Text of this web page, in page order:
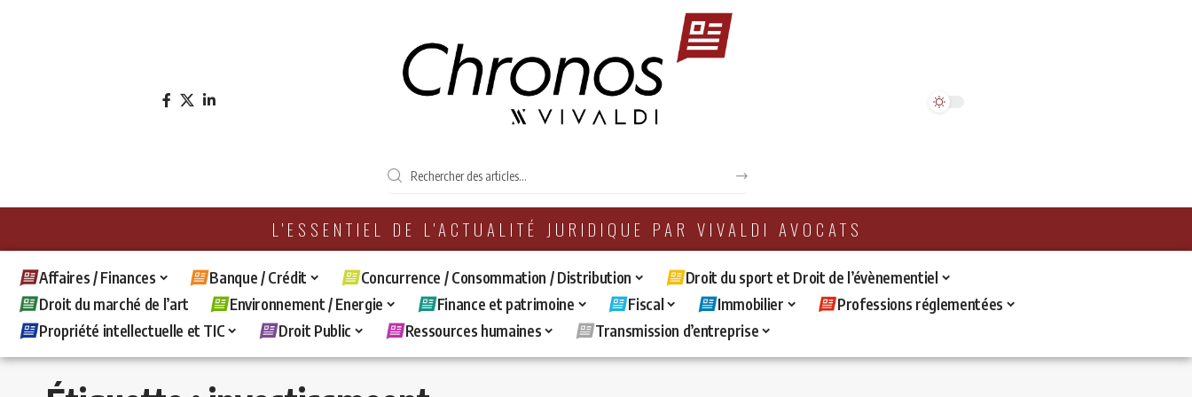
L'ESSENTIEL DE L'ACTUALITÉ JURIDIQUE PAR VIVALDI AVOCATS
Affaires / Finances Banque / Crédit Concurrence / Consommation / Distribution
Droit du sport et Droit de l’évènementiel
Droit du marché de l’art
Environnement / Energie Finance et patrimoine Fiscal Immobilier
Professions réglementées
Propriété intellectuelle et TIC
Droit Public Ressources humaines Transmission d’entreprise